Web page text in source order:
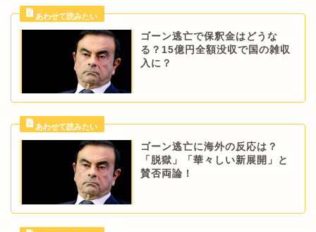
ゴーン逃亡で保釈金はどうな
る？15億円全額没収で国の雑収
入に？
ゴーン逃亡に海外の反応は？
「脱獄」「華々しい新展開」と
賛否両論！